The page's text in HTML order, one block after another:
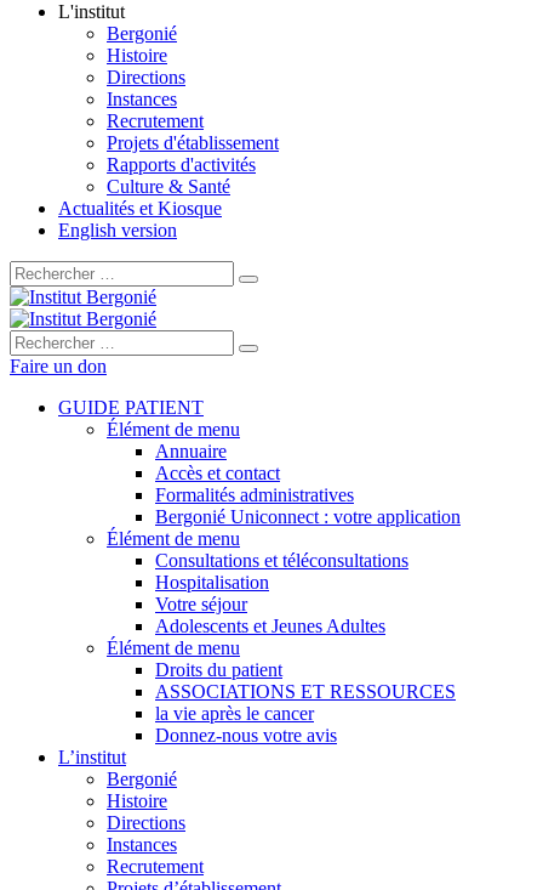
L'institut
Bergonié
Histoire
Directions
Instances
Recrutement
Projets d'établissement
Rapports d'activités
Culture & Santé
Actualités et Kiosque
English version
Rechercher :
Rechercher :
Faire un don
GUIDE PATIENT
Élément de menu
Annuaire
Accès et contact
Formalités administratives
Bergonié Uniconnect : votre application
Élément de menu
Consultations et téléconsultations
Hospitalisation
Votre séjour
Adolescents et Jeunes Adultes
Élément de menu
Droits du patient
ASSOCIATIONS ET RESSOURCES
la vie après le cancer
Donnez-nous votre avis
L’institut
Bergonié
Histoire
Directions
Instances
Recrutement